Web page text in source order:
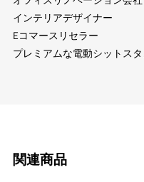
インテリアデザイナー
Eコマースリセラー
プレミアムな電動シットス
関連商品